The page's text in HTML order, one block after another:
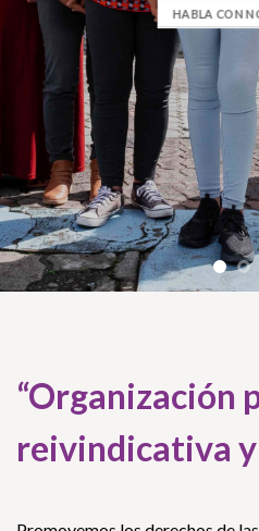
HABLA CON
“Organización
reivindicativa